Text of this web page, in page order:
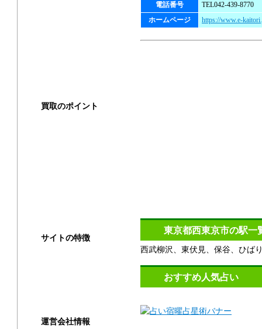
電話番号
TEL042-439-8770
ホームページ
https://www.e-
東京都西東京市の駅一
西武柳沢、東伏見、保谷、ひば
おすすめ人気占い
買取のポイント
サイトの特徴
運営会社情報